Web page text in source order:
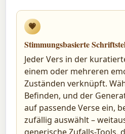
💗
Stimmungsbasierte
Jeder Vers in der
einem oder mehreren
Zuständen verknüpft.
Befinden, und der
auf passende Verse ein,
zufällig auswählt –
generische Zufalls-Tools,